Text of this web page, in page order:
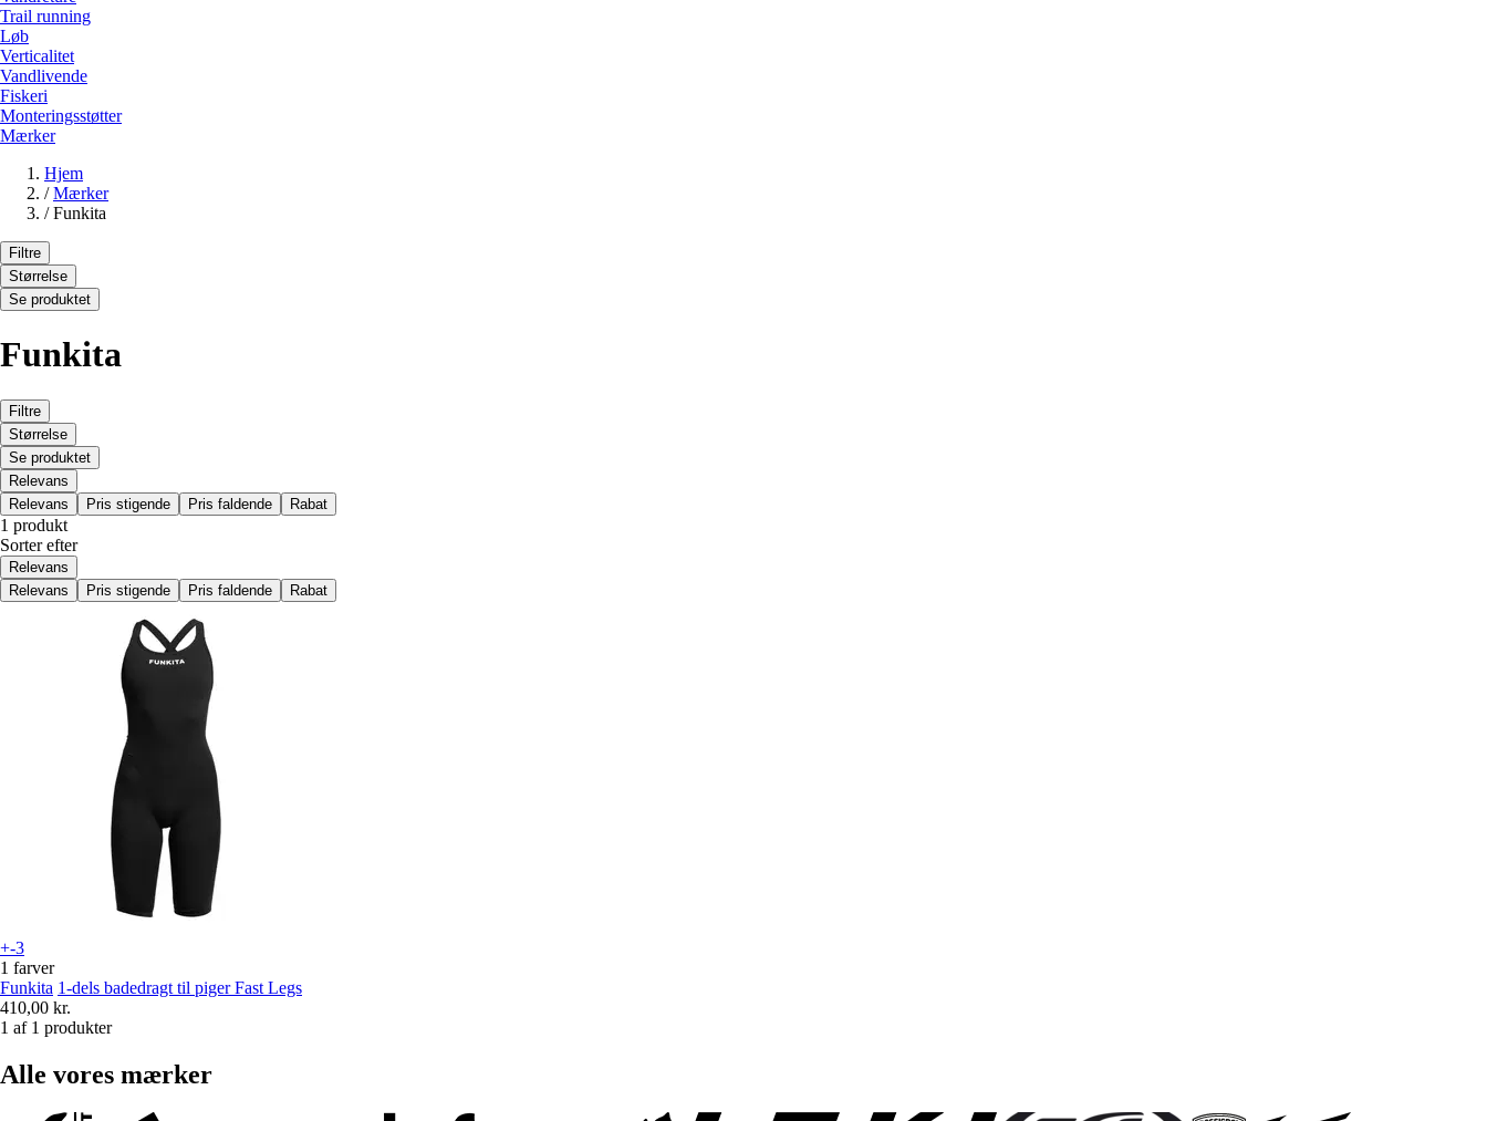
Trail running
Løb
Verticalitet
Vandlivende
Fiskeri
Monteringsstøtter
Mærker
Hjem
/ Mærker
/ Funkita
Filtre
Størrelse
Se produktet
Funkita
Filtre
Størrelse
Se produktet
Relevans
Relevans
Pris stigende Pris faldende Rabat
1 produkt
Sorter efter
Relevans
Relevans
Pris stigende Pris faldende Rabat
+-3
1 farver
Funkita 1-dels badedragt til piger Fast Legs
410,00 kr.
1 af 1 produkter
Alle vores mærker